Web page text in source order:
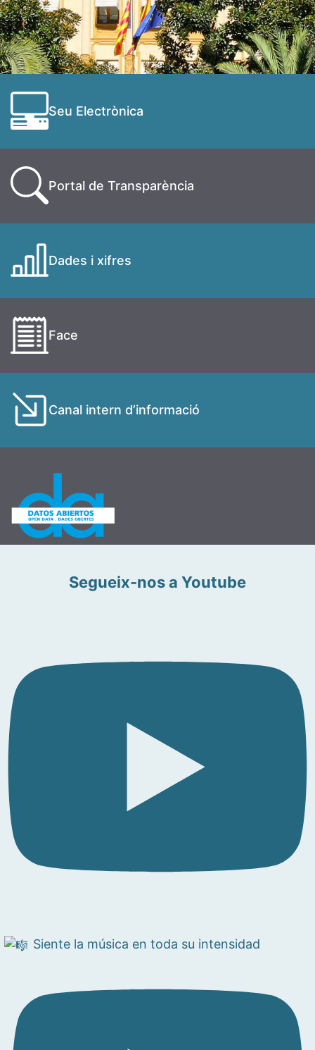
Seu Electrònica
Portal de Transparència
Dades i xifres
Face
Canal intern d’informació
Segueix-nos a Youtube
Siente la música en toda su intensidad